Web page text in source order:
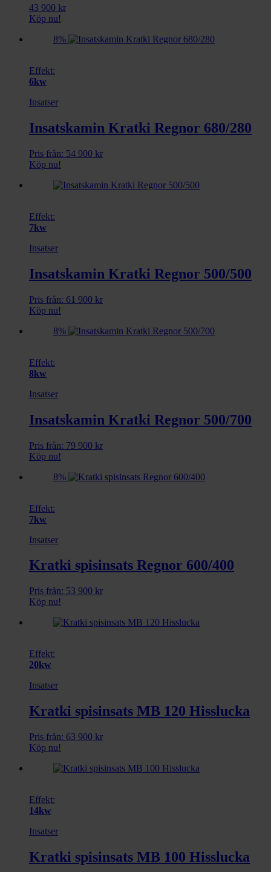
43 900 kr
Köp nu!
8%
Effekt:
6kw
Insatser
Insatskamin Kratki Regnor 680/280
Pris från: 54 900 kr
Köp nu!
Effekt:
7kw
Insatser
Insatskamin Kratki Regnor 500/500
Pris från: 61 900 kr
Köp nu!
8%
Effekt:
8kw
Insatser
Insatskamin Kratki Regnor 500/700
Pris från: 79 900 kr
Köp nu!
8%
Effekt:
7kw
Insatser
Kratki spisinsats Regnor 600/400
Pris från: 53 900 kr
Köp nu!
Effekt:
20kw
Insatser
Kratki spisinsats MB 120 Hisslucka
Pris från: 63 900 kr
Köp nu!
Effekt:
14kw
Insatser
Kratki spisinsats MB 100 Hisslucka